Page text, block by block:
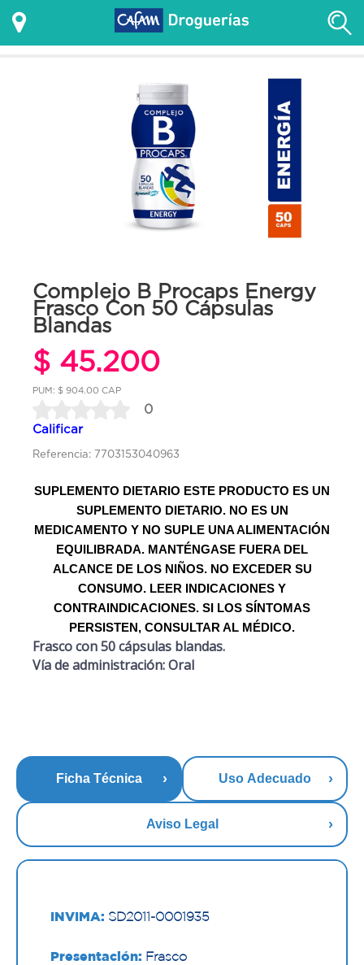
Complejo B Procaps Energy
Frasco Con 50 Cápsulas
Blandas
$ 45.200
PUM: $ 904.00 CAP
0
Calificar
Referencia: 7703153040963
SUPLEMENTO DIETARIO ESTE PRODUCTO ES UN
SUPLEMENTO DIETARIO. NO ES UN
MEDICAMENTO Y NO SUPLE UNA ALIMENTACIÓN
EQUILIBRADA. MANTÉNGASE FUERA DEL
ALCANCE DE LOS NIÑOS. NO EXCEDER SU
CONSUMO. LEER INDICACIONES Y
CONTRAINDICACIONES. SI LOS SÍNTOMAS
PERSISTEN, CONSULTAR AL MÉDICO.
Frasco con 50 cápsulas blandas.
Vía de administración: Oral
Ficha Técnica Uso Adecuado
Aviso Legal
INVIMA: SD2011-0001935
Presentación: Frasco